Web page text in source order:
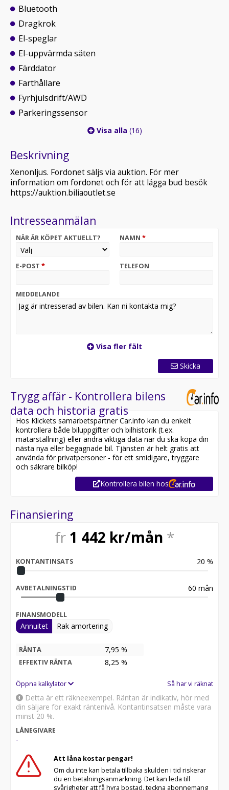
Bluetooth
Dragkrok
El-speglar
El-uppvärmda säten
Färddator
Farthållare
Fyrhjulsdrift/AWD
Parkeringssensor
Visa alla (16)
Beskrivning
Xenonljus. Fordonet säljs via auktion. För mer
information om fordonet och för att lägga bud besök
https://auktion.biliaoutlet.se
Intresseanmälan
NÄR ÄR KÖPET AKTUELLT? NAMN *
E-POST * TELEFON
MEDDELANDE
Visa fler fält
Skicka
Trygg affär - Kontrollera bilens
data och historia gratis
Hos Klickets samarbetspartner Car.info kan du enkelt
kontrollera både biluppgifter och bilhistorik (t.ex.
mätarställning) eller andra viktiga data när du ska köpa din
nästa nya eller begagnade bil. Tjänsten är helt gratis att
använda för privatpersoner - för ett smidigare, tryggare
och säkrare bilköp!
Kontrollera bilen hos
Finansiering
fr 1 442 kr/mån *
KONTANTINSATS 20 %
AVBETALNINGSTID 60 mån
FINANSMODELL
Annuitet Rak amortering
RÄNTA 7,95 %
EFFEKTIV RÄNTA 8,25 %
Öppna kalkylator Så har vi räknat
Detta är ett räkneexempel. Räntan är indikativ, hör med
din säljare för exakt räntenivå. Kontantinsatsen måste vara
minst 20 %.
LÅNEGIVARE
-
Att låna kostar pengar!
Om du inte kan betala tillbaka skulden i tid riskerar
du en betalningsanmärkning. Det kan leda till
svårigheter att få hyra bostad, teckna abonnemang